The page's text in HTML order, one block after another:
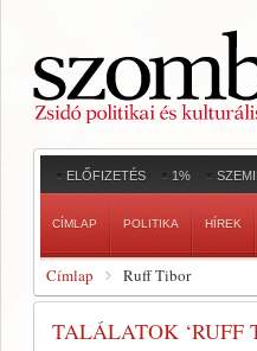
ELŐFIZETÉS 1%
CÍMLAP POLITIKA HÍREK
Címlap Ruff Tibor
TALÁLATOK ‘RUFF